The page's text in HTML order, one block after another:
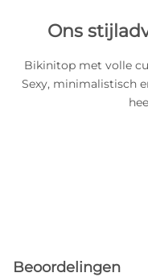
Ons
Bikinitop met volle
Sexy, minimalistisch
Beoordelingen